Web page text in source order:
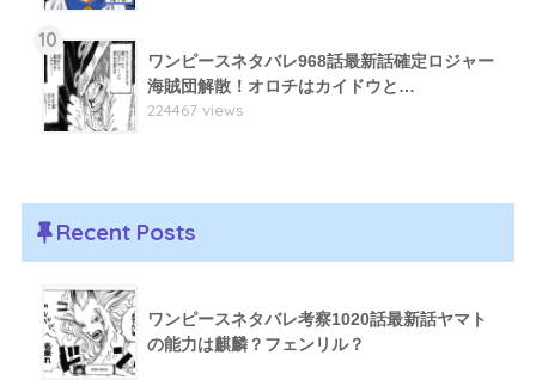
10
ワンピースネタバレ968話最新話確定ロジャー
海賊団解散！オロチはカイドウと…
224467 views
Recent Posts
ワンピースネタバレ考察1020話最新話ヤマト
の能力は麒麟？フェンリル？